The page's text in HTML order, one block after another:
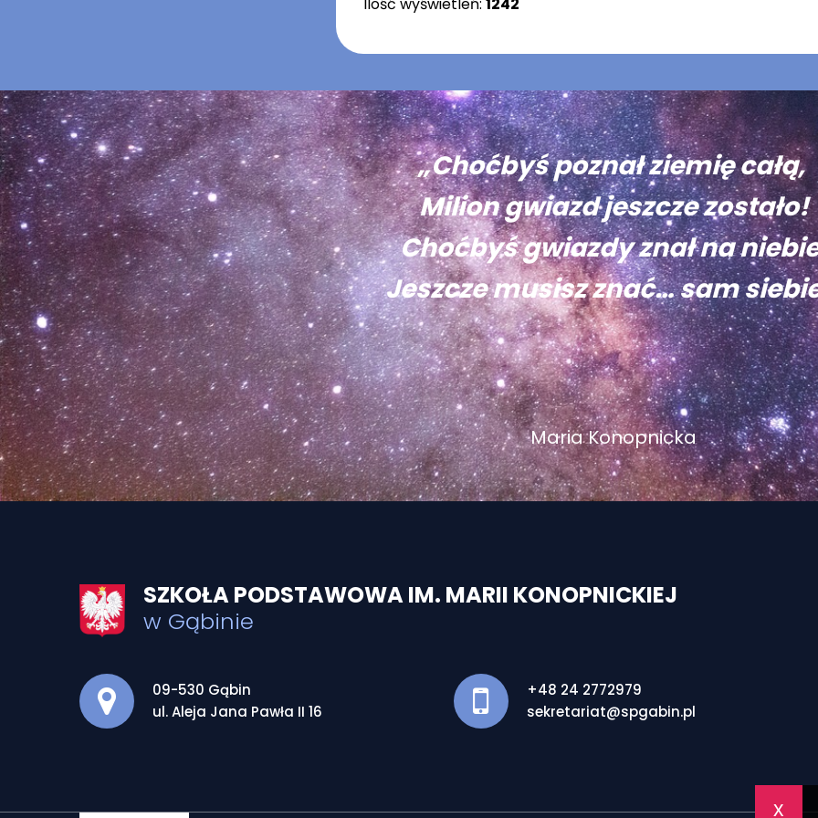
x
„Choćbyś poznał ziemię całą,
Milion gwiazd jeszcze zostało!
Choćbyś gwiazdy znał na
Jeszcze musisz znać… sam
Maria Konopnicka
SZKOŁA PODSTAWOWA IM. MARII KONOPNICKIEJ
w Gąbinie
Adres pocztowy:
09-530 Gąbin
ul. Aleja Jana Pawła II 16
+48 24 2772979
sekretariat@spgabin.pl